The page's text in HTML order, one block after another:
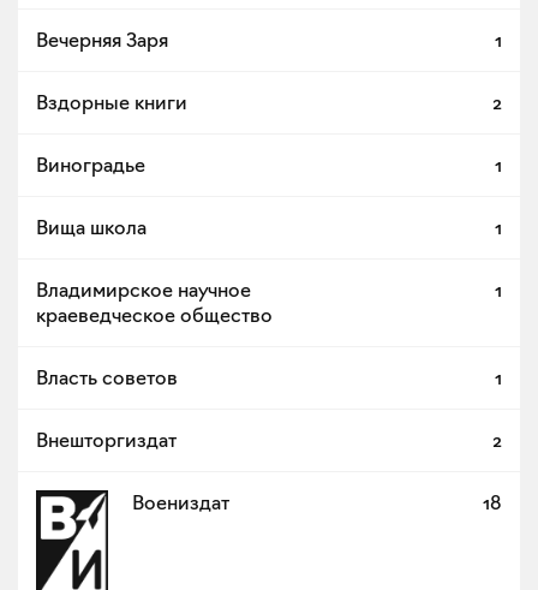
Вечерняя Заря 1
Вздорные книги 2
Виноградье 1
Вища школа 1
Владимирское научное
краеведческое общество
1
Власть советов 1
Внешторгиздат 2
Воениздат 18